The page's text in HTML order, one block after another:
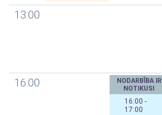
13:00
16:00
NODARBĪBA IR
NOTIKUSI
16:00 -
17:00